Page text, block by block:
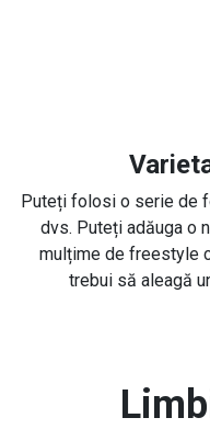
Puteți folosi o serie de
dvs. Puteți adăuga o
mulțime de freestyle
trebui să aleagă